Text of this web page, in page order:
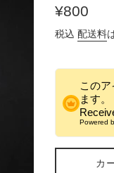
通
価
¥800
税込 配送料
この
ます。
Powered
カ